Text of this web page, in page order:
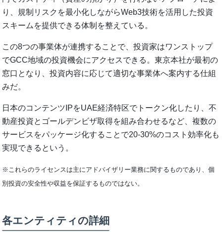
り、規制リスクを最小化しながらWeb3技術を活用した投資
スキームを提供できる体制を整えている。
この8つの事業体が連携することで、投資家はワンストップ
でGCC地域の投資機会にアクセスできる。東京本社が最初の
窓口となり、投資内容に応じて適切な事業体へ案内する仕組
みだ。
日本のコンテンツIPをUAE経済特区でトークン化したり、不
動産投資とゴールデンビザ取得を組み合わせるなど、複数の
サービスをパッケージ化することで20-30%のコスト効率化も
実現できるという。
※これらのライセンスは主にアドバイザリー業務に関するものであり、個
別投資の安全性や収益を保証するものではない。
各エンティティの詳細